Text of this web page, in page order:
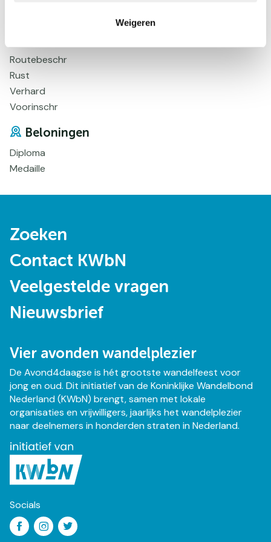
Weigeren
Routebeschr
Rust
Verhard
Voorinschr
Beloningen
Diploma
Medaille
Doormat
Zoeken
Contact KWbN
Veelgestelde vragen
Nieuwsbrief
Vier avonden wandelplezier
De Avond4daagse is hét grootste wandelfeest voor
jong en oud. Dit initiatief van de Koninklijke Wandelbond
Nederland (KWbN) brengt, samen met lokale
organisaties en vrijwilligers, jaarlijks het wandelplezier
naar deelnemers in honderden straten in Nederland.
Socials
Social
media
FacebookInstagramTwitter